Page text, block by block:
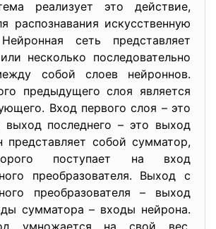
реализует это действие,
распознавания искусственную
сеть представляет
несколько последовательно
собой слоев нейроннов.
предыдущего слоя является
Вход первого слоя – это
выход последнего – это выход
представляет собой сумматор,
поступает на вход
преобразователя. Выход с
преобразователя – выход
сумматора – входы нейрона.
умножается на свой вес.